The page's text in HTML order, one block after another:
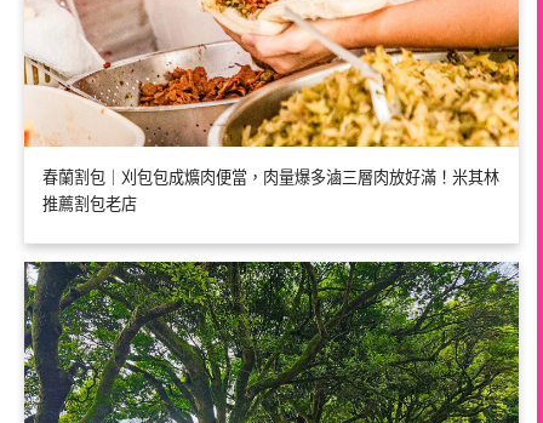
春蘭割包｜刈包包成爌肉便當，肉量爆多滷三層肉放好滿！米其林
推薦割包老店